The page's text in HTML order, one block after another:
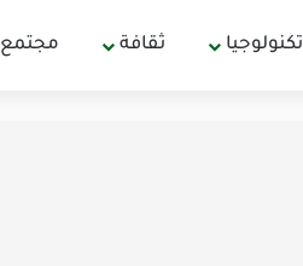
تكنولوجيا ثقافة مجتمع